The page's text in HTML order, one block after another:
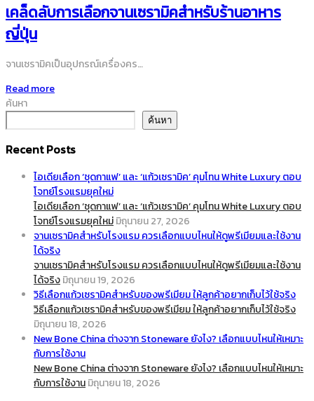
เคล็ดลับการเลือกจานเซรามิคสำหรับร้านอาหาร
ญี่ปุ่น
จานเซรามิคเป็นอุปกรณ์เครื่องคร…
Read more
ค้นหา
ค้นหา
Recent Posts
ไอเดียเลือก ‘ชุดกาแฟ’ และ ‘แก้วเซรามิค’ คุมโทน White Luxury ตอบ
โจทย์โรงแรมยุคใหม่
ไอเดียเลือก ‘ชุดกาแฟ’ และ ‘แก้วเซรามิค’ คุมโทน White Luxury ตอบ
โจทย์โรงแรมยุคใหม่มิถุนายน 27, 2026
จานเซรามิคสำหรับโรงแรม ควรเลือกแบบไหนให้ดูพรีเมียมและใช้งาน
ได้จริง
จานเซรามิคสำหรับโรงแรม ควรเลือกแบบไหนให้ดูพรีเมียมและใช้งาน
ได้จริงมิถุนายน 19, 2026
วิธีเลือกแก้วเซรามิคสำหรับของพรีเมียม ให้ลูกค้าอยากเก็บไว้ใช้จริง
วิธีเลือกแก้วเซรามิคสำหรับของพรีเมียม ให้ลูกค้าอยากเก็บไว้ใช้จริง
มิถุนายน 18, 2026
New Bone China ต่างจาก Stoneware ยังไง? เลือกแบบไหนให้เหมาะ
กับการใช้งาน
New Bone China ต่างจาก Stoneware ยังไง? เลือกแบบไหนให้เหมาะ
กับการใช้งานมิถุนายน 18, 2026